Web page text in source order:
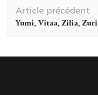
d'article
Article précédent
Yumi, Vitaa, Zilia, Zuri